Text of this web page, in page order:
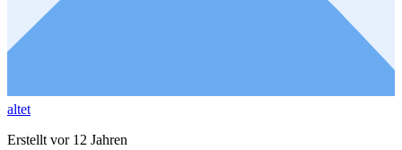
altet
Erstellt vor 12 Jahren